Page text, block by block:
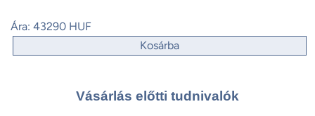
Ára: 43290 HUF
Kosárba
Vásárlás előtti tudnivalók